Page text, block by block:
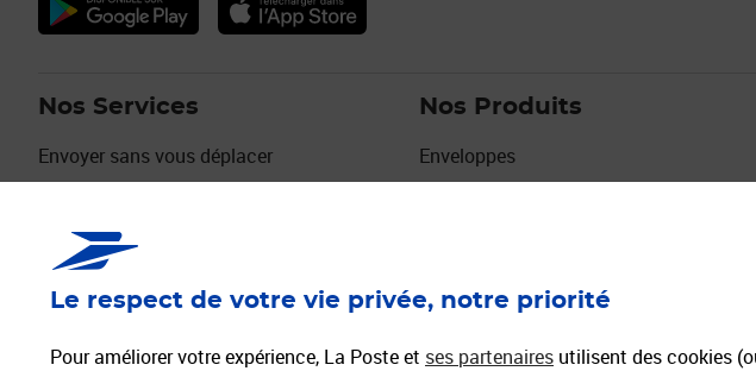
Le respect de votre vie privée, notre priorité
Pour améliorer votre expérience, La Poste et ses partenaires utilisent des cookies
Nos Services
Envoyer sans vous déplacer
Envois urgents
Services Seniors
Digiposte
Vendre sur la Marketplace La Poste
Nos Produits
Enveloppes
Timbres
Cartes de voeux